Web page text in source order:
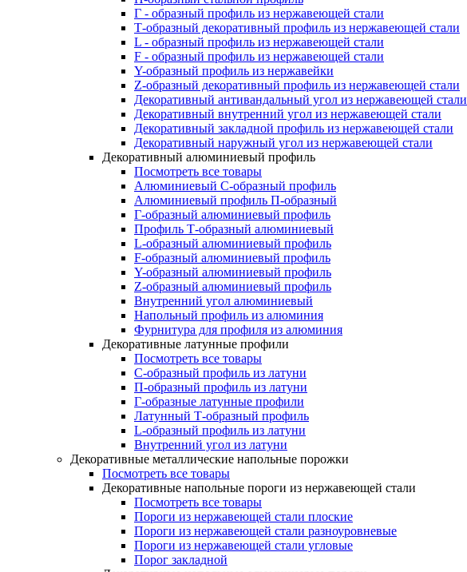
Г - образный профиль из нержавеющей стали
Т-образный декоративный профиль из нержавеющей стали
L - образный профиль из нержавеющей стали
F - образный профиль из нержавеющей стали
Y-образный профиль из нержавейки
Z-образный декоративный профиль из нержавеющей стали
Декоративный антивандальный угол из нержавеющей стали
Декоративный внутренний угол из нержавеющей стали
Декоративный закладной профиль из нержавеющей стали
Декоративный наружный угол из нержавеющей стали
Декоративный алюминиевый профиль
Посмотреть все товары
Алюминиевый С-образный профиль
Алюминиевый профиль П-образный
Г-образный алюминиевый профиль
Профиль Т-образный алюминиевый
L-образный алюминиевый профиль
F-образный алюминиевый профиль
Y-образный алюминиевый профиль
Z-образный алюминиевый профиль
Внутренний угол алюминиевый
Напольный профиль из алюминия
Фурнитура для профиля из алюминия
Декоративные латунные профили
Посмотреть все товары
C-образный профиль из латуни
П-образный профиль из латуни
Г-образные латунные профили
Латунный Т-образный профиль
L-образный профиль из латуни
Внутренний угол из латуни
Декоративные металлические напольные порожки
Посмотреть все товары
Декоративные напольные пороги из нержавеющей стали
Посмотреть все товары
Пороги из нержавеющей стали плоские
Пороги из нержавеющей стали разноуровневые
Пороги из нержавеющей стали угловые
Порог закладной